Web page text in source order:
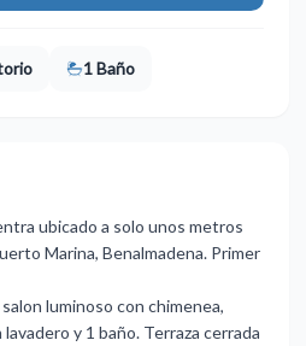
1 Baño
ubicado a solo unos metros
Marina, Benalmadena. Primer
luminoso con chimenea,
y 1 baño. Terraza cerrada